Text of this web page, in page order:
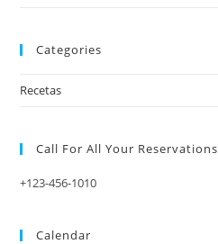
Categories
Recetas
Call For All Your​ Reservations
+123-456-1010
Calendar